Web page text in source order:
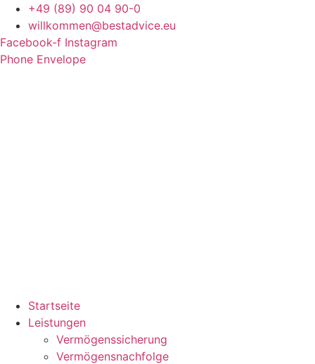
Zum
Inhalt
wechseln
+49 (89) 90 04 90-0
willkommen@bestadvice.eu
Facebook-f Instagram
Phone Envelope
Startseite
Leistungen
Vermögenssicherung
Vermögensnachfolge